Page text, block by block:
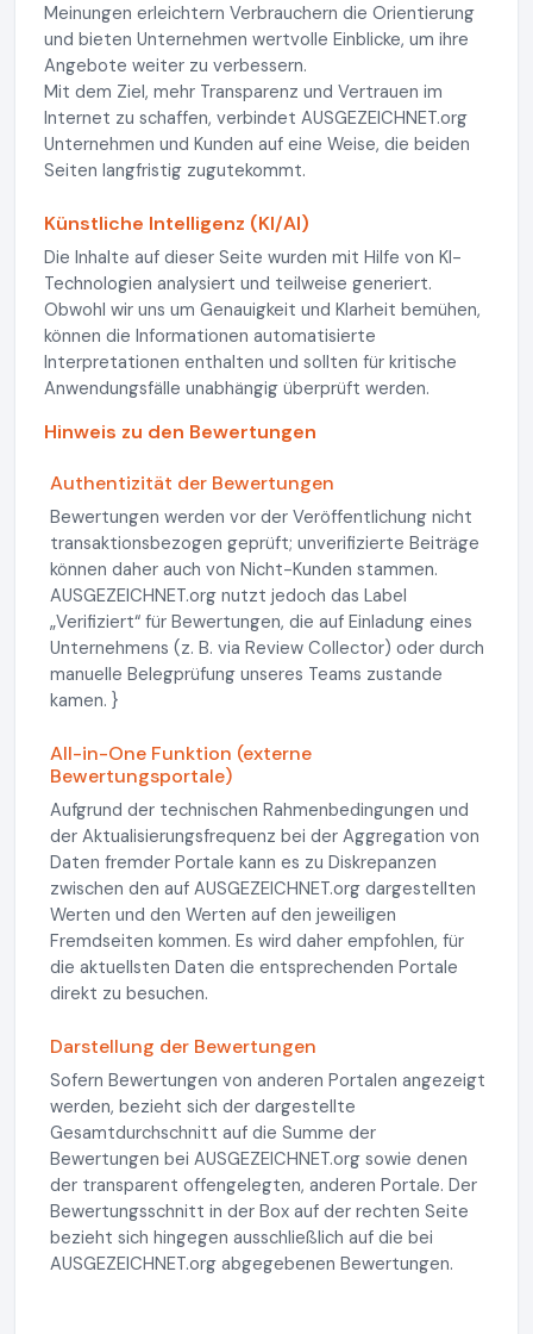
Meinungen erleichtern Verbrauchern die Orientierung
und bieten Unternehmen wertvolle Einblicke, um ihre
Angebote weiter zu verbessern.
Mit dem Ziel, mehr Transparenz und Vertrauen im
Internet zu schaffen, verbindet AUSGEZEICHNET.org
Unternehmen und Kunden auf eine Weise, die beiden
Seiten langfristig zugutekommt.
Künstliche Intelligenz (KI/AI)
Die Inhalte auf dieser Seite wurden mit Hilfe von KI-
Technologien analysiert und teilweise generiert.
Obwohl wir uns um Genauigkeit und Klarheit bemühen,
können die Informationen automatisierte
Interpretationen enthalten und sollten für kritische
Anwendungsfälle unabhängig überprüft werden.
Hinweis zu den Bewertungen
Authentizität der Bewertungen
Bewertungen werden vor der Veröffentlichung nicht
transaktionsbezogen geprüft; unverifizierte Beiträge
können daher auch von Nicht-Kunden stammen.
AUSGEZEICHNET.org nutzt jedoch das Label
„Verifiziert“ für Bewertungen, die auf Einladung eines
Unternehmens (z. B. via Review Collector) oder durch
manuelle Belegprüfung unseres Teams zustande
kamen. }
All-in-One Funktion (externe
Bewertungsportale)
Aufgrund der technischen Rahmenbedingungen und
der Aktualisierungsfrequenz bei der Aggregation von
Daten fremder Portale kann es zu Diskrepanzen
zwischen den auf AUSGEZEICHNET.org dargestellten
Werten und den Werten auf den jeweiligen
Fremdseiten kommen. Es wird daher empfohlen, für
die aktuellsten Daten die entsprechenden Portale
direkt zu besuchen.
Darstellung der Bewertungen
Sofern Bewertungen von anderen Portalen angezeigt
werden, bezieht sich der dargestellte
Gesamtdurchschnitt auf die Summe der
Bewertungen bei AUSGEZEICHNET.org sowie denen
der transparent offengelegten, anderen Portale. Der
Bewertungsschnitt in der Box auf der rechten Seite
bezieht sich hingegen ausschließlich auf die bei
AUSGEZEICHNET.org abgegebenen Bewertungen.